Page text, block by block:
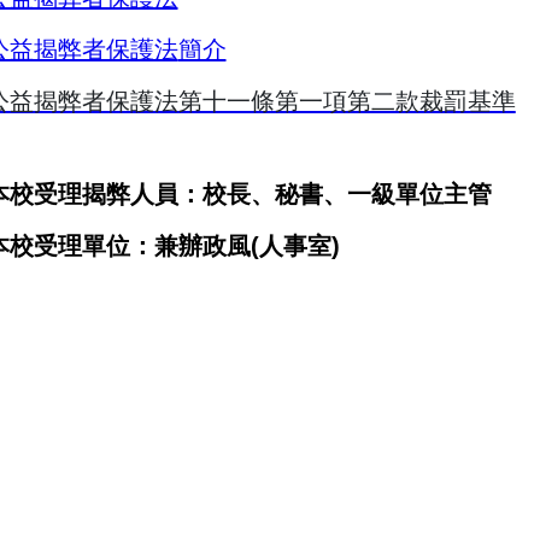
益揭弊者保護法簡介
益揭弊者保護法第十一條第一項第二款裁罰基準
校受理揭弊人員：校長、 秘書、 一級單位主管
校受理單位：兼辦政風(人事室)